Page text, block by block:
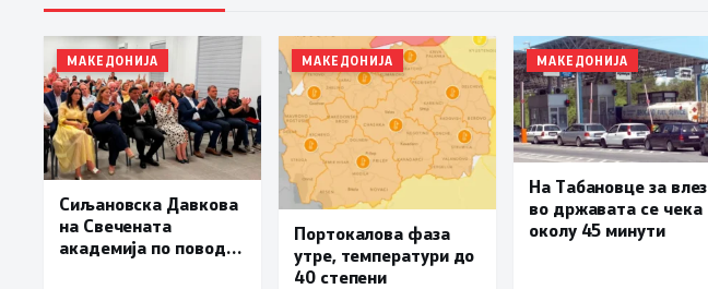
МАКЕДОНИЈА
Сиљановска Давкова
на Свечената
академија по повод
МАКЕДОНИЈА
Портокалова фаза
утре, температури до
40 степени
МАКЕДОНИЈА
На Табановце за влез
во државата се чека
околу 45 минути